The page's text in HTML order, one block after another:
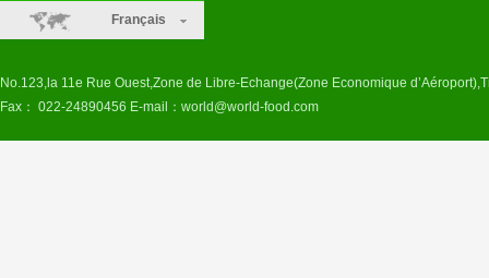
Français
No.123,la 11e Rue Ouest,Zone de Libre-Echange(Zone Economique
Fax： 022-24890456 E-mail： world@world-food.com